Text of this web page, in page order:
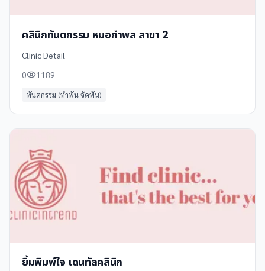
คลินิกทันตกรรม หมอกำพล สาขา 2
Clinic Detail
0
1189
ทันตกรรม (ทำฟัน จัดฟัน)
ยิ้มพิมพ์ใจ​ เดนทัลคลินิก